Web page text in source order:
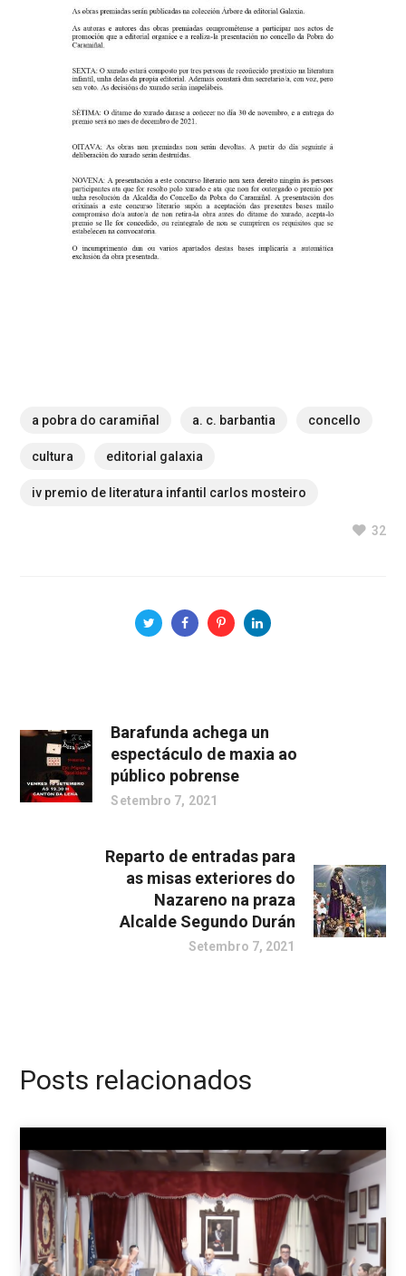
a pobra do caramiñal a. c. barbantia concello
cultura editorial galaxia
iv premio de literatura infantil carlos mosteiro
32
Barafunda achega un
espectáculo de maxia ao
público pobrense
Setembro 7, 2021
Reparto de entradas para
as misas exteriores do
Nazareno na praza
Alcalde Segundo Durán
Setembro 7, 2021
Posts relacionados